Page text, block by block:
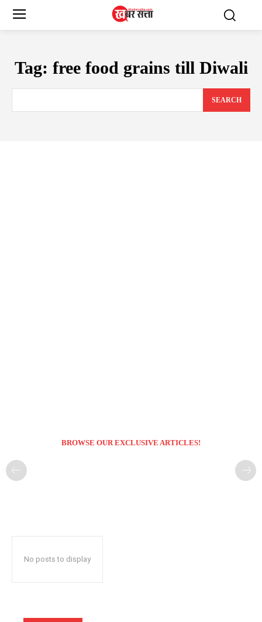
Tag: free food grains till Diwali
SEARCH
BROWSE OUR EXCLUSIVE ARTICLES!
No posts to display